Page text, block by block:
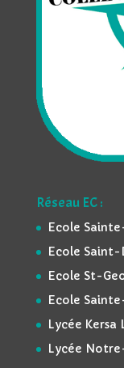
Réseau EC :
Ecole
Ecole Saint-
Ecole St-
Ecole
Lycée Kersa
Lycée